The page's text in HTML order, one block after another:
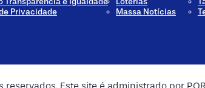
Privacidade
Massa Notícias